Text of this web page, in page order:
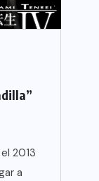
2013
a